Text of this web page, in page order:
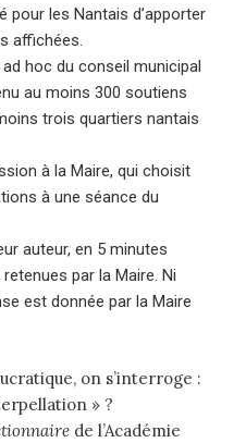
pour les Nantais d’apporter
affichées.
hoc du conseil municipal
au moins 300 soutiens
trois quartiers nantais
à la Maire, qui choisit
à une séance du
auteur, en 5 minutes
par la Maire. Ni
est donnée par la Maire
on s’interroge :
» ?
de l’Académie